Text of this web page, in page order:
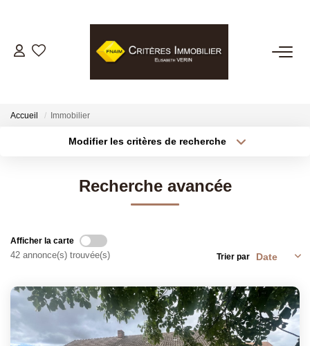
ESTIMATION
Présentation
Notre Équipe
Accueil Immobilier
Modifier les critères de recherche
Recherche avancée
Afficher la carte
42 annonce(s) trouvée(s) Trier par